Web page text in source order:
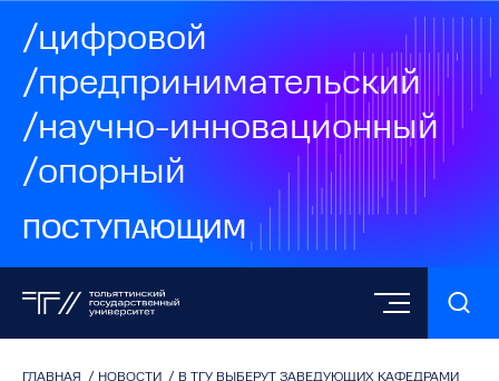
/цифровой
/предпринимательский
/научно-инновационный
/опорный
ПОСТУПАЮЩИМ
ГЛАВНАЯ / НОВОСТИ / В ТГУ ВЫБЕРУТ ЗАВЕДУЮЩИХ КАФЕДРАМИ